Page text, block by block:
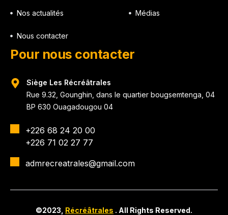
Nos actualités
Nous contacter
Médias
Pour nous contacter
Siège Les Récréâtrales
Rue 9.32, Gounghin, dans le quartier bougsemtenga, 04
BP 630 Ouagadougou 04
+226 68 24 20 00
+226 71 02 27 77
admrecreatrales@gmail.com
©2023, Récréâtrales . All Rights Reserved.